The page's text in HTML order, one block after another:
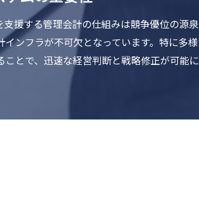
援する管理会計の仕組みは競争優位の源
ンフラが不可欠となっています。特に多
とで、迅速な経営判断と戦略修正が可能